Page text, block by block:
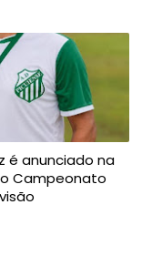
é anunciado na
Campeonato